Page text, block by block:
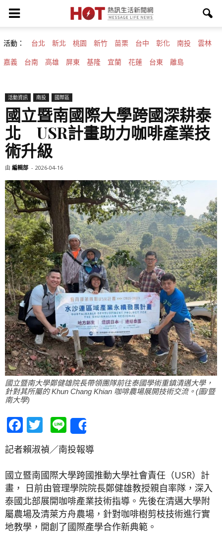
活動： 台北 新北 桃園 新竹 苗栗 台中 彰化 南投 雲林
嘉義 台南 高雄 屏東 基隆 宜蘭 花蓮 台東 離島
活動資訊 南投 國際區
國立暨南國際大學跨國深耕泰
北 USR計畫助力咖啡產業技
術升級
由 編輯部 - 2026-04-16
國立暨南大學鄭健雄院長帶領團隊前往泰國學術重鎮清邁大學，
針對其所屬的 Khun Chang Khian 咖啡農場展開技術交流。(圖/暨
南大學)
Facebook
Twitter
Line
記者賴淑禎／南投報導
國立暨南國際大學跨國推動大學社會責任（USR）計
畫， 日前由管理學院院長鄭健雄教授親自率隊，深入
泰國北部展開咖啡產業技術指導。先後在清邁大學附
屬農場及清萊方舟農場，針對咖啡樹剪枝技術進行實
地教學，開創了國際產學合作新典範。